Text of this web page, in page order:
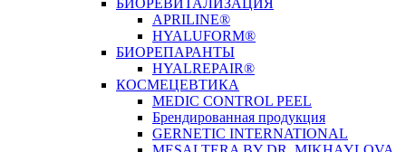
БИОРЕВИТАЛИЗАЦИЯ
APRILINE®
HYALUFORM®
БИОРЕПАРАНТЫ
HYALREPAIR®
КОСМЕЦЕВТИКА
MEDIC CONTROL PEEL
Брендированная продукция
GERNETIC INTERNATIONAL